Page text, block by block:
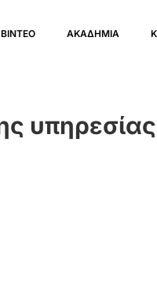
ΒΙΝΤΕΟ ΑΚΑΔΗΜΙΑ
υπηρεσίας